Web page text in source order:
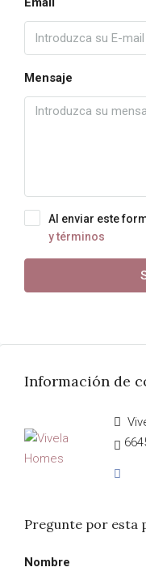
Mensaje
Al enviar este
y términos
Información de
Pregunte por esta
Nombre